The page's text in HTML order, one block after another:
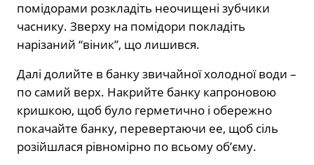
помідорами розкладіть неочищені зубчики
часнику. Зверху на помідори покладіть
нарізаний “віник”, що лишився.
Далі долийте в банку звичайної холодної води –
по самий верх. Накрийте банку капроновою
кришкою, щоб було герметично і обережно
покачайте банку, перевертаючи ee, щоб сіль
розійшлася рівномірно по всьому об’єму.